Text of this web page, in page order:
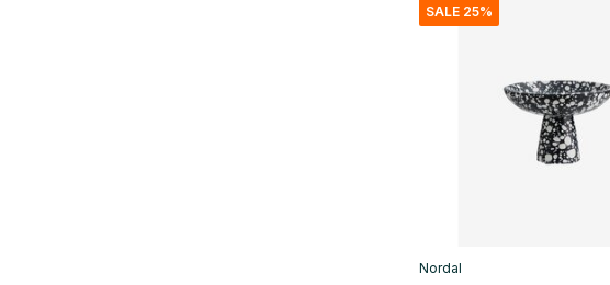
SALE 25%
Nordal